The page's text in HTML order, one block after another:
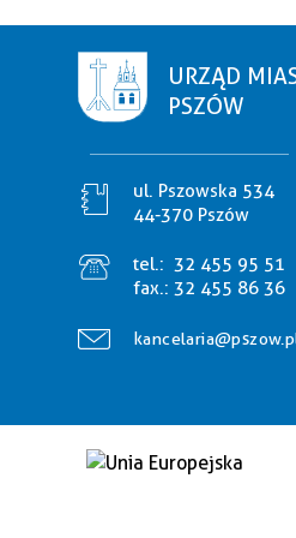
URZĄD
PSZÓW
ul. Pszowska 534
44-370 Pszów
tel.: 32 455 95 51
fax.: 32 455 86 36